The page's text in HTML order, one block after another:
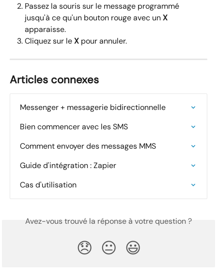
Passez la souris sur le message programmé
jusqu'à ce qu'un bouton rouge avec un X
apparaisse.
Cliquez sur le X pour annuler.
Articles connexes
Messenger + messagerie bidirectionnelle
Bien commencer avec les SMS
Comment envoyer des messages MMS
Guide d'intégration : Zapier
Cas d'utilisation
Avez-vous trouvé la réponse à votre question ?
😞 😐 😃